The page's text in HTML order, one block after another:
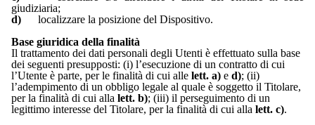
giudiziaria;
d) localizzare la posizione del Dispositivo.
Base giuridica della finalità
Il trattamento dei dati personali degli Utenti è effettuato sulla base
dei seguenti presupposti: (i) l’esecuzione di un contratto di cui
l’Utente è parte, per le finalità di cui alle lett. a) e d); (ii)
l’adempimento di un obbligo legale al quale è soggetto il Titolare,
per la finalità di cui alla lett. b); (iii) il perseguimento di un
legittimo interesse del Titolare, per la finalità di cui alla lett. c).